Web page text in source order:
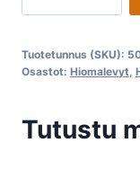
500x500mm
Tuotetunnus (SKU):
Osastot: Hiomalevyt,
Tutustu